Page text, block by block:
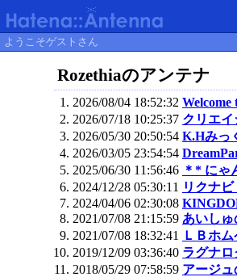
ようこそゲストさん
Rozethiaのアンテナ
2026/08/04 18:52:32
2026/07/18 10:25:37 クリエイ
2026/05/30 20:50:54 K.Hみっ
2026/03/05 23:54:54
2025/06/30 11:56:46 ＊* にゃ
2024/12/28 05:30:11 リクナ
2024/04/06 02:30:08
2021/07/08 21:15:59 あいし
2021/07/08 18:32:41
ＬＢホム
2019/12/09 03:36:40 ラグナ
2018/05/29 07:58:59 アージュ